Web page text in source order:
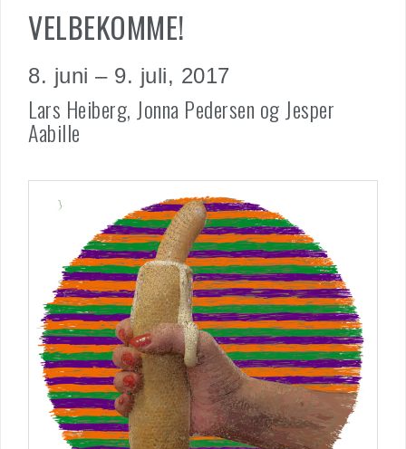
VELBEKOMME!
8. juni – 9. juli, 2017
Lars Heiberg, Jonna Pedersen og Jesper
Aabille